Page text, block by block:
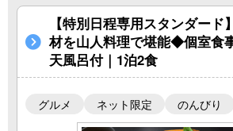
【特別日程専用スタンダード
材を山人料理で堪能◆個室食
天風呂付｜1泊2食
グルメ ネット限定 のんびり